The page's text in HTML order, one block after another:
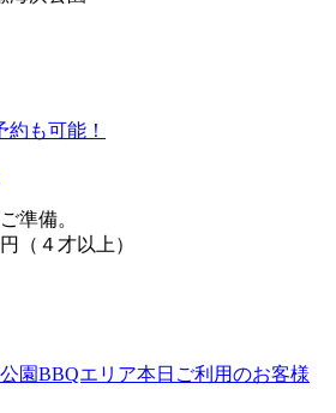
準備。
（４才以上）
園BBQエリア本日ご利用のお客様